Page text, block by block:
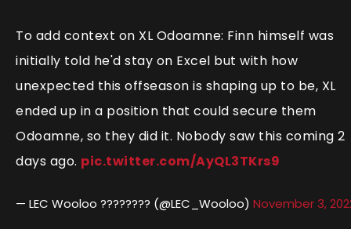
To add context on XL Odoamne: Finn himself was
initially told he'd stay on Excel but with how
unexpected this offseason is shaping up to be, XL
ended up in a position that could secure them
Odoamne, so they did it. Nobody saw this coming 2
days ago. pic.twitter.com/AyQL3TKrs9
— LEC Wooloo ???????? (@LEC_Wooloo) November 3,